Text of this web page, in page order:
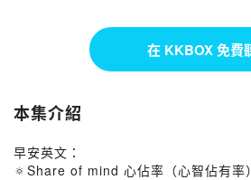
在 KKBOX 免費
本集介紹
早安英文：
🔅Share of mind 心佔率（心智佔有率）